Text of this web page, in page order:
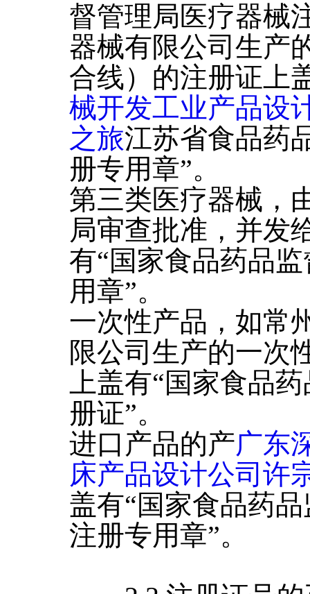
督管理局医疗器械
器械有限公司生产
合线）的注册证上
械开发工业产品设
之旅江苏省食品药
册专用章”。
第三类医疗器械，
局审查批准，并发
有“国家食品药品
用章”。
一次性产品，如常
限公司生产的一次
上盖有“国家食品
册证”。
进口产品的产广东
床产品设计公司许
盖有“国家食品药
注册专用章”。